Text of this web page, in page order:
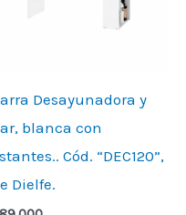
Desayunadora y
blanca con
Cód. “DEC120”,
Dielfe.